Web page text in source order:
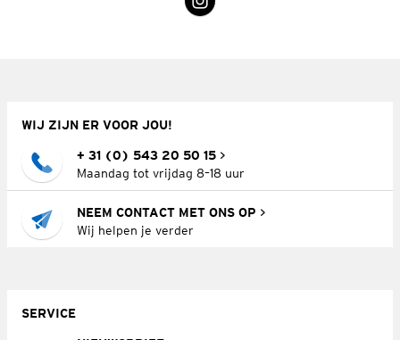
WIJ ZIJN ER VOOR JOU!
+ 31 (0) 543 20 50 15
Maandag tot vrijdag 8–18 uur
NEEM CONTACT MET ONS OP
Wij helpen je verder
SERVICE